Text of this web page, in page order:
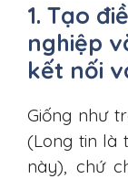
1. Tạo
nghiệp
kết nối
Giống như
(Long tin là
này), chứ